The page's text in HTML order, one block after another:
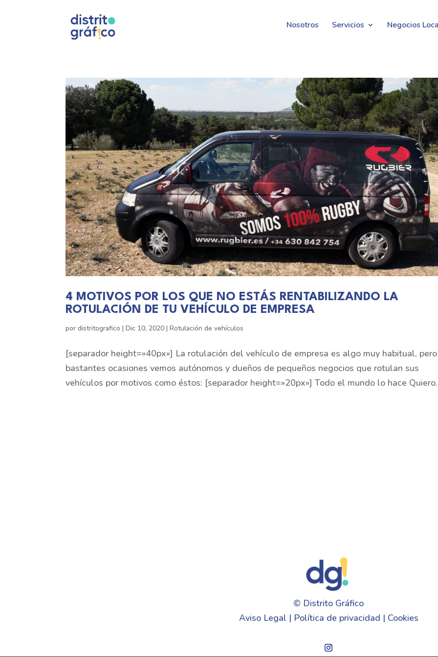
Nosotros Servicios Negocios
4 MOTIVOS POR LOS QUE NO ESTÁS RENTABILIZANDO LA
ROTULACIÓN DE TU VEHÍCULO DE EMPRESA
pordistritografico |Dic 10, 2020 |Rotulación de vehículos
[separador height=»40px»] La rotulación del vehículo de empresa es algo muy habitual,
bastantes ocasiones vemos autónomos y dueños de pequeños negocios que rotulan sus
vehículos por motivos como éstos: [separador height=»20px»] Todo el mundo lo hace
© Distrito Gráfico
Aviso Legal | Política de privacidad | Cookies